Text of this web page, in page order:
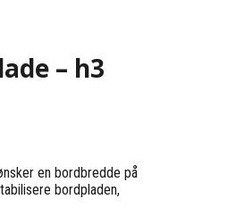
– h3
en bordbredde på
bordpladen,